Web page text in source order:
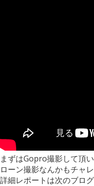
まずはGopro撮影して頂
ローン撮影なんかもチャ
詳細レポートは次のブロ